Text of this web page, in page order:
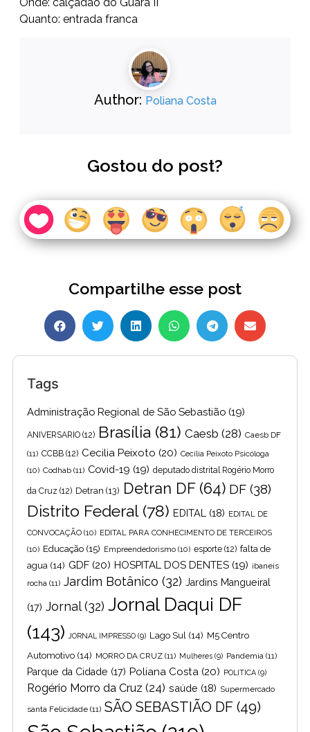
Quanto: entrada franca
Author: Poliana Costa
Gostou do post?
Compartilhe esse post
Tags
Administração Regional de São Sebastião (19)
ANIVERSARIO (12) Brasília (81) Caesb (28) Caesb DF
(11) CCBB (12) Cecilia Peixoto (20) Cecília Peixoto Psicóloga
(10) Codhab (11) Covid-19 (19) deputado distrital Rogério Morro
da Cruz (12) Detran (13) Detran DF(64) DF (38)
Distrito Federal(78) EDITAL (18) EDITAL DE
CONVOCAÇÃO (10) EDITAL PARA CONHECIMENTO DE TERCEIROS
(10) Educação (15) Empreendedorismo (10) esporte (12) falta de
agua (14) GDF (20) HOSPITAL DOS DENTES (19) ibaneis
rocha (11) Jardim Botânico (32) Jardins Mangueiral
(17) Jornal(32) Jornal Daqui DF
(143)
JORNAL IMPRESSO (9) Lago Sul (14) M5 Centro
Automotivo (14) MORRO DA CRUZ (11) Mulheres (9) Pandemia (11)
Parque da Cidade (17) Poliana Costa (20) POLITICA (9)
Rogério Morro da Cruz (24) saúde (18) Supermercado
santa Felicidade (11) SÃO SEBASTIÃO DF (49)